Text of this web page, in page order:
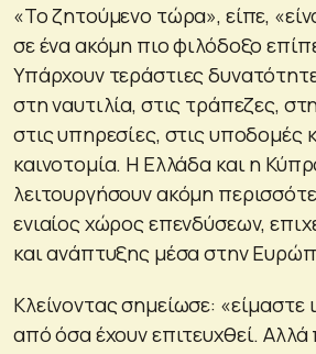
«Το ζητούμενο τώρα», είπε,
σε ένα ακόμη πιο φιλόδοξο
Υπάρχουν τεράστιες
στη ναυτιλία, στις τράπεζες,
στις υπηρεσίες, στις υποδομές
καινοτομία. Η Ελλάδα και η
λειτουργήσουν ακόμη
ενιαίος χώρος επενδύσεων,
και ανάπτυξης μέσα στην
Κλείνοντας σημείωσε: «είμαστε
από όσα έχουν επιτευχθεί. Αλλά